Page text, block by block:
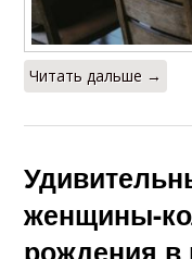
Читать дальше →
женщины-